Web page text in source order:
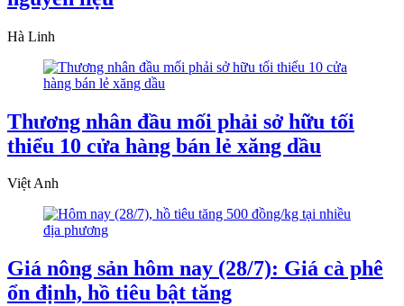
Hà Linh
Thương nhân đầu mối phải sở hữu tối
thiểu 10 cửa hàng bán lẻ xăng dầu
Việt Anh
Giá nông sản hôm nay (28/7): Giá cà phê
ổn định, hồ tiêu bật tăng